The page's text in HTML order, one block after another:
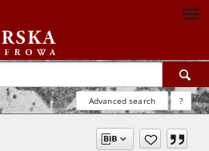
Advanced search ?